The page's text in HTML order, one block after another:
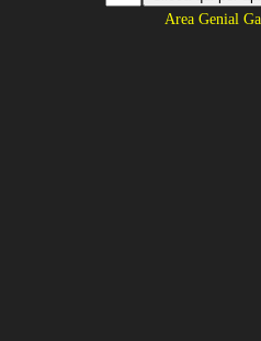
Area Genial